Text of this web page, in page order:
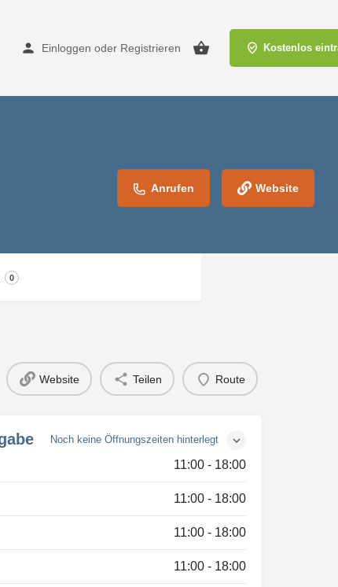
Einloggen oder Registrieren Kostenlos
Anrufen Website
0
Website Teilen Route
Noch keine Öffnungszeiten hinterlegt
11:00 - 18:00
11:00 - 18:00
11:00 - 18:00
11:00 - 18:00